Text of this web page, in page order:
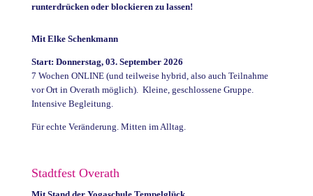
runterdrücken oder blockieren zu lassen!
Mit Elke Schenkmann
Start: Donnerstag, 03. September 2026
7 Wochen ONLINE (und teilweise hybrid, also auch Teilnahme
vor Ort in Overath möglich). Kleine, geschlossene Gruppe.
Intensive Begleitung.
Für echte Veränderung. Mitten im Alltag.
Stadtfest Overath